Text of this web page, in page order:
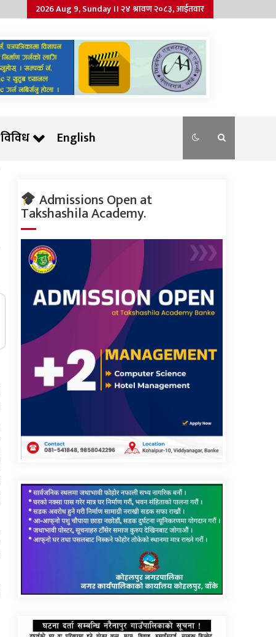
2026 Aug 9, Sunday ।। २४ श्रावण २०८३, आईतवार
विविध English
Admissions Open at
Takshashila Academy.